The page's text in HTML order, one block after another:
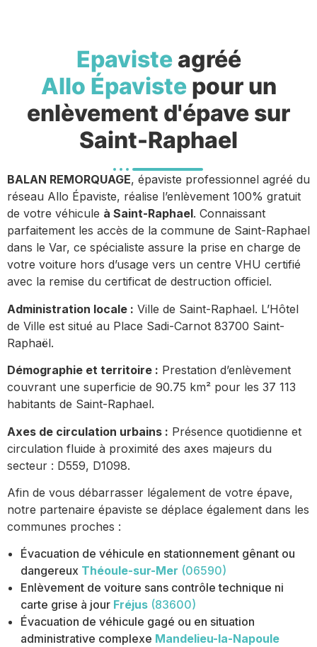
Epavisteagréé
Allo Épavistepour un
enlèvement d'épave sur
Saint-Raphael
BALAN REMORQUAGE, épaviste professionnel agréé du
réseau Allo Épaviste, réalise l’enlèvement 100% gratuit
de votre véhicule à Saint-Raphael. Connaissant
parfaitement les accès de la commune de Saint-Raphael
dans le Var, ce spécialiste assure la prise en charge de
votre voiture hors d’usage vers un centre VHU certifié
avec la remise du certificat de destruction officiel.
Administration locale : Ville de Saint-Raphael. L’Hôtel
de Ville est situé au Place Sadi-Carnot 83700 Saint-
Raphaël.
Démographie et territoire : Prestation d’enlèvement
couvrant une superficie de 90.75 km² pour les 37 113
habitants de Saint-Raphael.
Axes de circulation urbains : Présence quotidienne et
circulation fluide à proximité des axes majeurs du
secteur : D559, D1098.
Afin de vous débarrasser légalement de votre épave,
notre partenaire épaviste se déplace également dans les
communes proches :
Évacuation de véhicule en stationnement gênant ou
dangereux Théoule-sur-Mer (06590)
Enlèvement de voiture sans contrôle technique ni
carte grise à jour Fréjus (83600)
Évacuation de véhicule gagé ou en situation
administrative complexe Mandelieu-la-Napoule